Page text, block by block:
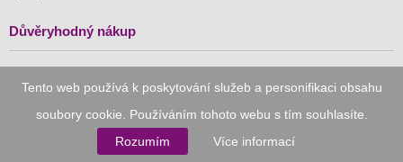
Tento web používá k poskytování služeb a personifikaci obsahu
soubory cookie. Používáním tohoto webu s tím souhlasíte.
Rozumím
Více informací
Důvěryhodný nákup
komerci (APEK)